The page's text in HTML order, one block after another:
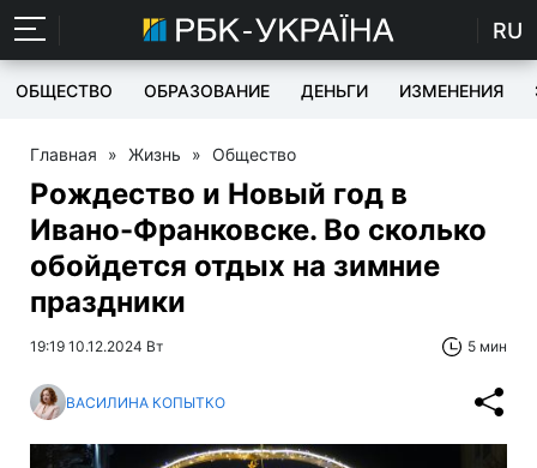
RU
ОБЩЕСТВО ОБРАЗОВАНИЕ ДЕНЬГИ ИЗМЕНЕНИЯ
Главная » Жизнь » Общество
Рождество и Новый год в
Ивано-Франковске. Во сколько
обойдется отдых на зимние
праздники
19:19 10.12.2024 Вт 5 мин
ВАСИЛИНА КОПЫТКО